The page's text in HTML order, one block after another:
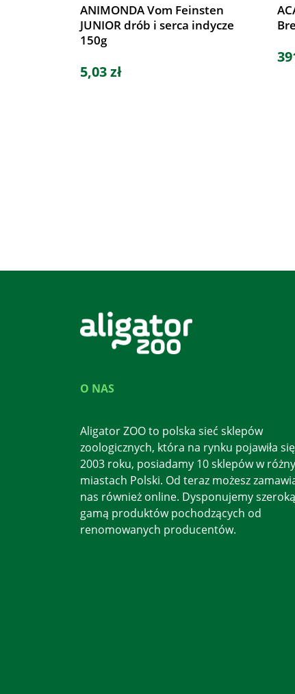
ANIMONDA Vom Feinsten
JUNIOR drób i serca indycze
150g
5,03 zł
O NAS
Aligator ZOO to polska sieć sklepów
zoologicznych, która na rynku pojawiła
2003 roku, posiadamy 10 sklepów w
miastach Polski. Od teraz możesz
nas również online. Dysponujemy szeroką
gamą produktów pochodzących od
renomowanych producentów.